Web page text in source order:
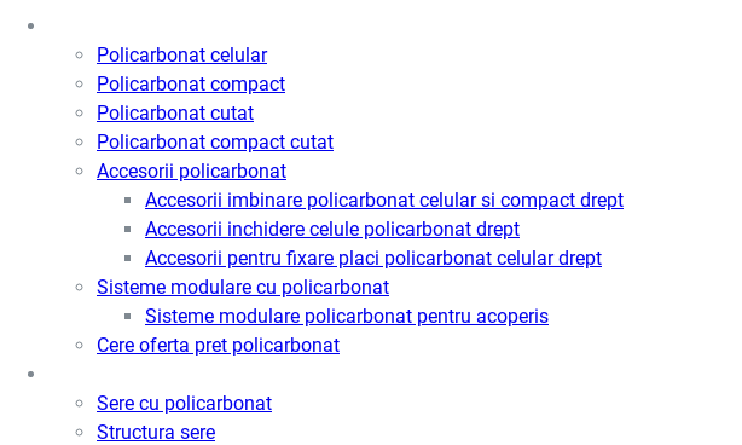
Policarbonat celular
Policarbonat compact
Policarbonat cutat
Policarbonat compact cutat
Accesorii policarbonat
Accesorii imbinare policarbonat celular si compact drept
Accesorii inchidere celule policarbonat drept
Accesorii pentru fixare placi policarbonat celular drept
Sisteme modulare cu policarbonat
Sisteme modulare policarbonat pentru acoperis
Cere oferta pret policarbonat
Sere cu policarbonat
Structura sere